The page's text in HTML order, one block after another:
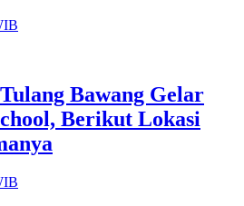
Bawang Gelar
Berikut Lokasi